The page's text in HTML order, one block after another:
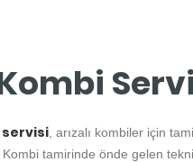
servisi , arızalı kombiler için
tamirinde önde gelen